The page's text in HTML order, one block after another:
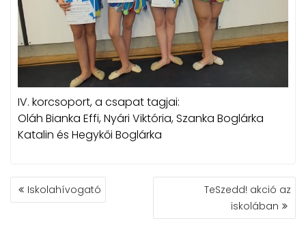
IV. korcsoport, a csapat tagjai:
Oláh Bianka Effi, Nyári Viktória, Szanka Boglárka
Katalin és Hegykői Boglárka
BEJEGYZÉS
NAVIGÁCIÓ
Iskolahívogató
TeSzedd! akció az
iskolában